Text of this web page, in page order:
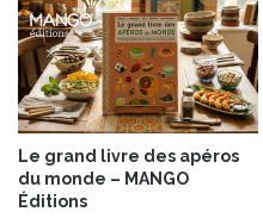
Le grand livre des apéros
du monde – MANGO
Éditions